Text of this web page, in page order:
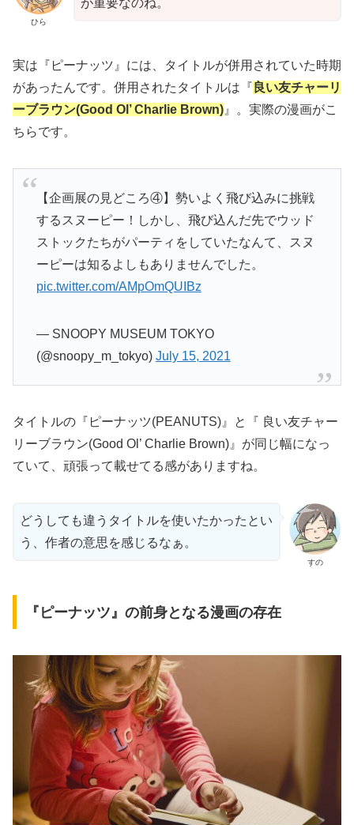
ひら
実は『ピーナッツ』には、タイトルが併用されていた時期
があったんです。併用されたタイトルは『 良い友チャーリ
ーブラウン(Good Ol’ Charlie Brown)』。実際の漫画がこ
ちらです。
【企画展の見どころ④】勢いよく飛び込みに挑戦
するスヌーピー！しかし、飛び込んだ先でウッド
ストックたちがパーティをしていたなんて、スヌ
ーピーは知るよしもありませんでした。
pic.twitter.com/AMpOmQUIBz
— SNOOPY MUSEUM TOKYO
(@snoopy_m_tokyo) July 15, 2021
タイトルの『ピーナッツ(PEANUTS)』と『 良い友チャー
リーブラウン(Good Ol’ Charlie Brown)』が同じ幅になっ
ていて、頑張って載せてる感がありますね。
すの
どうしても違うタイトルを使いたかったとい
う、作者の意思を感じるなぁ。
『ピーナッツ』の前身となる漫画の存在